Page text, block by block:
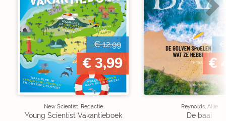
€ 12,99
€ 3,99
New Scientist, Redactie
Young Scientist Vakantieboek
€
€
Reynolds, Allie
De baai